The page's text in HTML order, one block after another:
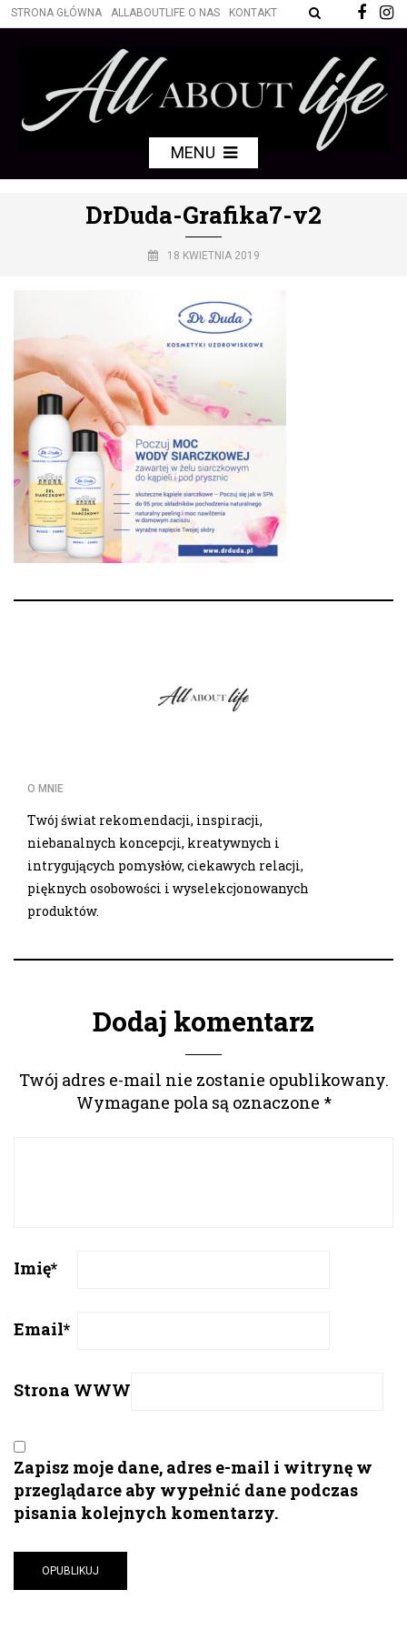
STRONA GŁÓWNA ALLABOUTLIFE O NAS KONTAKT
MENU
DrDuda-Grafika7-v2
18 KWIETNIA 2019
O MNIE
Twój świat rekomendacji, inspiracji,
niebanalnych koncepcji, kreatywnych i
intrygujących pomysłów, ciekawych relacji,
pięknych osobowości i wyselekcjonowanych
produktów.
Dodaj komentarz
Twój adres e-mail nie zostanie opublikowany.
Wymagane pola są oznaczone *
Imię*
Email*
Strona WWW
Zapisz moje dane, adres e-mail i witrynę w
przeglądarce aby wypełnić dane podczas
pisania kolejnych komentarzy.